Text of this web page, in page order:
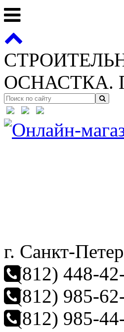
ОСНАСТКА.
г. Санкт-
(812) 448-
(812) 985-
(812) 985-